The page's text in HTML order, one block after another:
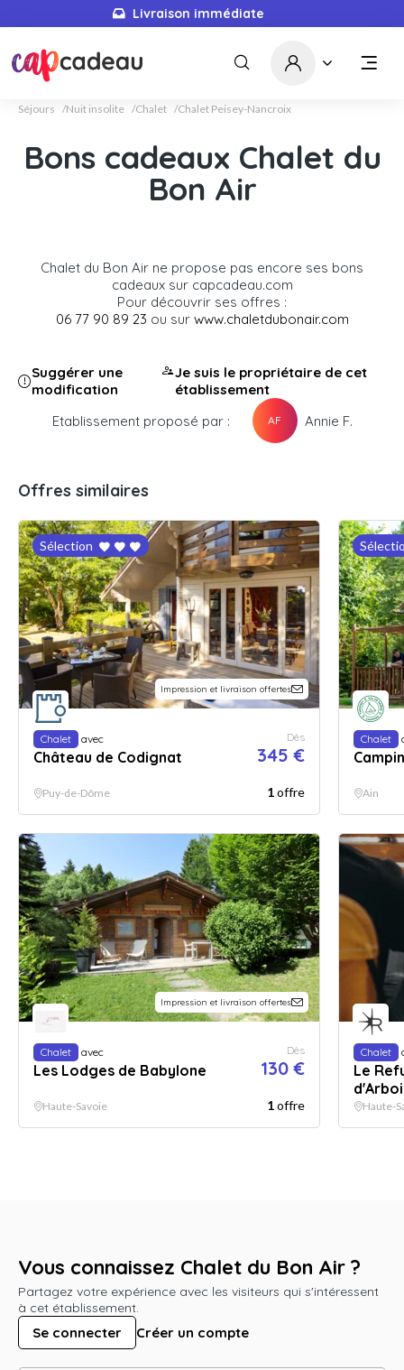
Livraison immédiate
Séjours Nuit insolite Chalet Chalet Peisey-Nancroix
Bons cadeaux Chalet du
Bon Air
Chalet du Bon Air ne propose pas encore ses bons
cadeaux sur capcadeau.com
Pour découvrir ses offres :
06 77 90 89 23 ou sur www.chaletdubonair.com
Suggérer une
modification
Je suis le propriétaire de cet
établissement
Etablissement proposé par :
AF Annie F.
Offres similaires
Sélection
Impression et livraison offertes
Chalet avec
Château de Codignat
Dès
345 €
Puy-de-Dôme 1offre
Chalet
Ain
Impression et livraison offertes
Chalet avec
Les Lodges de Babylone
Dès
130 €
Haute-Savoie 1offre
Chalet
Le
Haute-
Vous connaissez Chalet du Bon Air ?
Partagez votre expérience avec les visiteurs qui s'intéressent
à cet établissement.
Se connecter Créer un compte